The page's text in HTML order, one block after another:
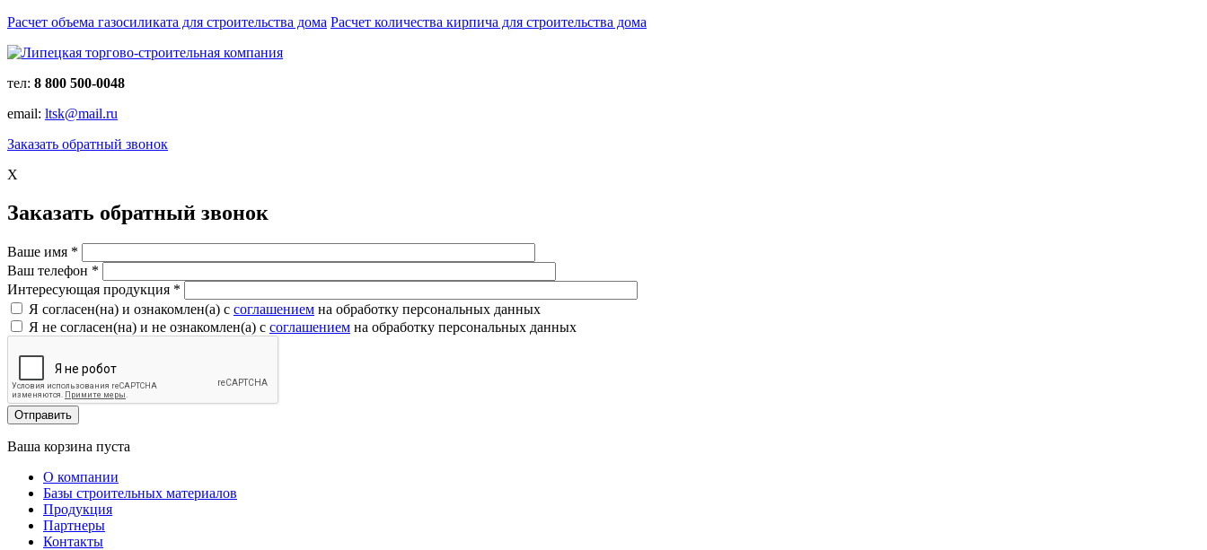
Расчет объема газосиликата для строительства дома Расчет количества кирпича для строительства дома
тел: 8 800 500-0048
email: ltsk@mail.ru
Заказать обратный звонок
X
Заказать обратный звонок
Ваше имя *
Ваш телефон *
Интересующая продукция *
Я согласен(на) и ознакомлен(a) с соглашением на обработку персональных данных
Я не согласен(на) и не ознакомлен(a) с соглашением на обработку персональных данных
Ваша корзина пуста
О компании
Базы строительных материалов
Продукция
Партнеры
Контакты